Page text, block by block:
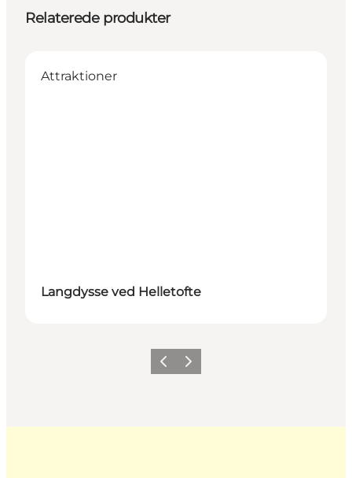
Relaterede produkter
Attraktioner
Langdysse ved Helletofte
ForrigeNæste